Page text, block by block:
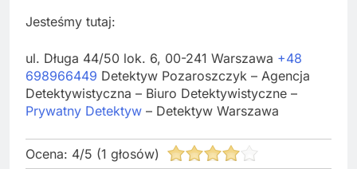
Jesteśmy tutaj:
ul. Długa 44/50 lok. 6, 00-241 Warszawa +48
698966449 Detektyw Pozaroszczyk – Agencja
Detektywistyczna – Biuro Detektywistyczne –
Prywatny Detektyw – Detektyw Warszawa
Ocena: 4/5 (1 głosów)